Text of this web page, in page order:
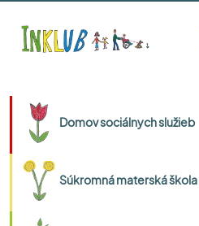
Domov sociálnych služieb
Súkromná materská škola